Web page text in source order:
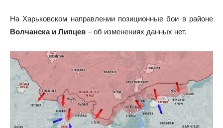
На Харьковском направлении позиционные бои в районе
Волчанска и Липцев – об изменениях данных нет.